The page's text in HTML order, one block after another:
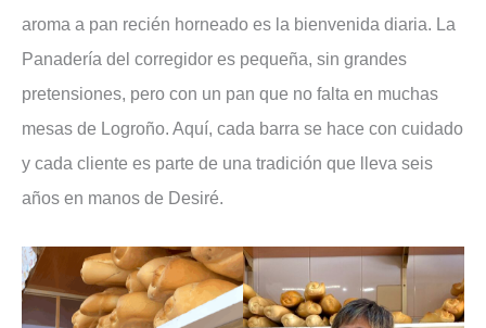
aroma a pan recién horneado es la bienvenida diaria. La
Panadería del corregidor es pequeña, sin grandes
pretensiones, pero con un pan que no falta en muchas
mesas de Logroño. Aquí, cada barra se hace con cuidado
y cada cliente es parte de una tradición que lleva seis
años en manos de Desiré.